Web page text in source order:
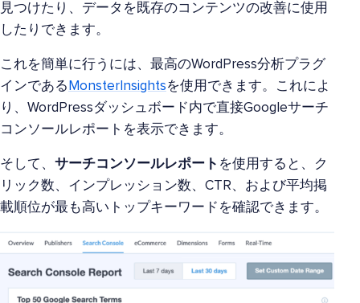
見つけたり、データを既存のコンテンツの改善に使用
したりできます。
これを簡単に行うには、最高のWordPress分析プラグ
インである MonsterInsightsを使用できます。これによ
り、WordPressダッシュボード内で直接Googleサーチ
コンソールレポートを表示できます。
そして、 サーチコンソールレポート を使用すると、ク
リック数、インプレッション数、CTR、および平均掲
載順位が最も高いトップキーワードを確認できます。